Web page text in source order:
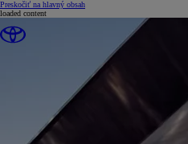
Preskočiť na hlavný obsah(Press Enter)
loaded content